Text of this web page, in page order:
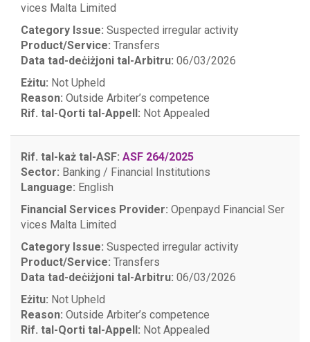
vices Malta Limited
Category Issue: Suspected irregular activity
Product/Service: Transfers
Data tad-deċiżjoni tal-Arbitru: 06/03/2026
Eżitu: Not Upheld
Reason: Outside Arbiter’s competence
Rif. tal-Qorti tal-Appell: Not Appealed
Rif. tal-każ tal-ASF: ASF 264/2025
Sector: Banking / Financial Institutions
Language: English
Financial Services Provider: Openpayd Financial Ser
vices Malta Limited
Category Issue: Suspected irregular activity
Product/Service: Transfers
Data tad-deċiżjoni tal-Arbitru: 06/03/2026
Eżitu: Not Upheld
Reason: Outside Arbiter’s competence
Rif. tal-Qorti tal-Appell: Not Appealed